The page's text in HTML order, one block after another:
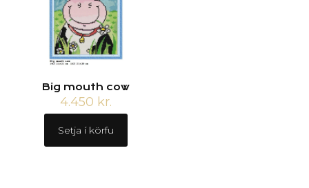
Big mouth cow
4.450 kr.
Setja í körfu